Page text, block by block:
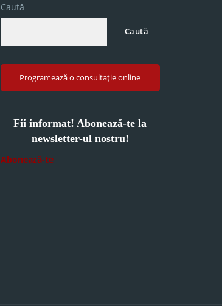
Caută
Caută
Programează o consultație online
Fii informat! Abonează-te la
newsletter-ul nostru!
Abonează-te